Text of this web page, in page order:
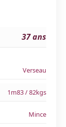
37 ans
Verseau
1m83 / 82kgs
Mince